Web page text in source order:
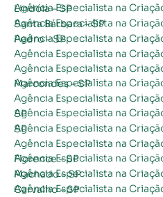
Agência Especialista na Criação de Site em Águas de Lindóia – SP
Agência Especialista na Criação de Site em Águas de Santa Bárbara – SP
Agência Especialista na Criação de Site em Águas de São Pedro – SP
Agência Especialista na
Agência Especialista na
Agência Especialista na Criação de Site em Alfredo Marcondes – SP
Agência Especialista na
Agência Especialista na Criação de Site em Altinópolis – SP
Agência Especialista na Criação de Site em Alto Alegre – SP
Agência Especialista na
Agência Especialista na Criação de Site em Álvares Florence – SP
Agência Especialista na Criação de Site em Álvares Machado – SP
Agência Especialista na Criação de Site em Álvaro de Carvalho – SP